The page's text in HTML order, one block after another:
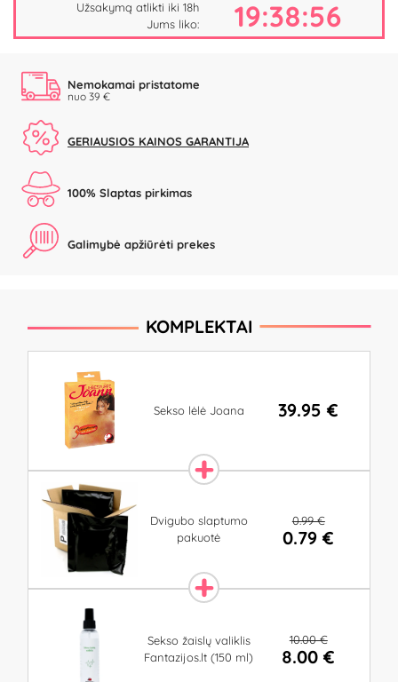
Užsakymą atlikti iki 18h
Jums liko:
19:38:55
Nemokamai pristatome
nuo 39 €
GERIAUSIOS KAINOS GARANTIJA
100% Slaptas pirkimas
Galimybė apžiūrėti prekes
KOMPLEKTAI
Sekso lėlė Joana 39.95 €
Dvigubo slaptumo
pakuotė
0.99 €
0.79 €
Sekso žaislų valiklis
Fantazijos.lt (150 ml)
10.00 €
8.00 €